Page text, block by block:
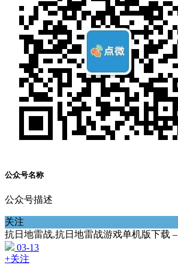
公众号名称
公众号描述
关注
抗日地雷战,抗日地雷战游戏单机版下载 –
03-13
+关注